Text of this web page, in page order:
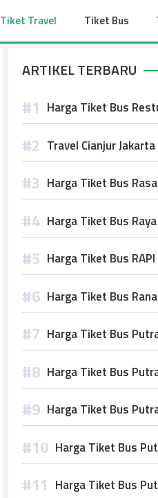
Tiket Travel Tiket Bus
ARTIKEL TERBARU
Harga Tiket Bus
Travel Cianjur Jakarta
Harga Tiket Bus
Harga Tiket Bus Raya
Harga Tiket Bus RAPI
Harga Tiket Bus
Harga Tiket Bus
Harga Tiket Bus
Harga Tiket Bus
Harga Tiket Bus
Harga Tiket Bus